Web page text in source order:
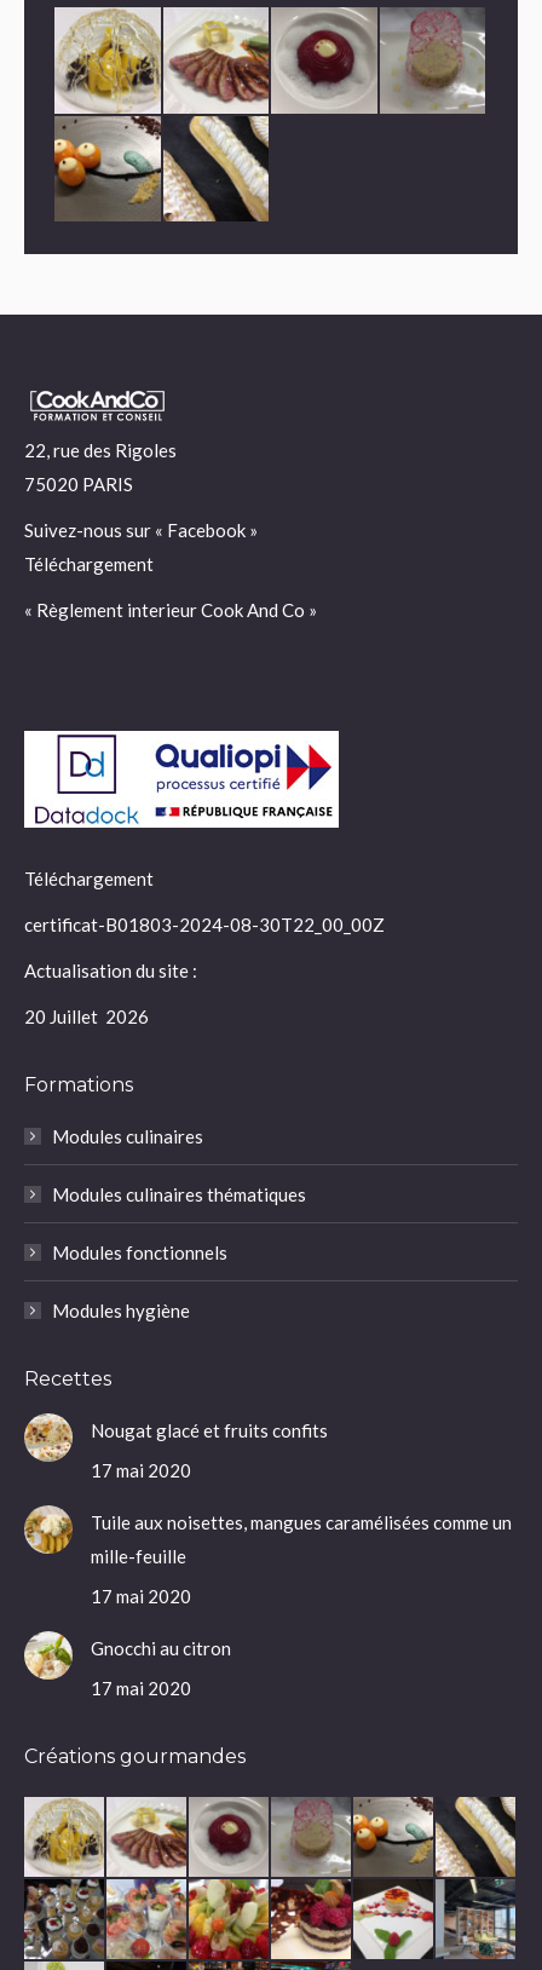
22, rue des Rigoles
75020 PARIS
Suivez-nous sur « Facebook »
Téléchargement
« Règlement interieur Cook And Co »
Téléchargement
certificat-B01803-2024-08-30T22_00_00Z
Actualisation du site :
20 Juillet 2026
Formations
Modules culinaires
Modules culinaires thématiques
Modules fonctionnels
Modules hygiène
Recettes
Nougat glacé et fruits confits
17 mai 2020
Tuile aux noisettes, mangues caramélisées comme un
mille-feuille
17 mai 2020
Gnocchi au citron
17 mai 2020
Créations gourmandes